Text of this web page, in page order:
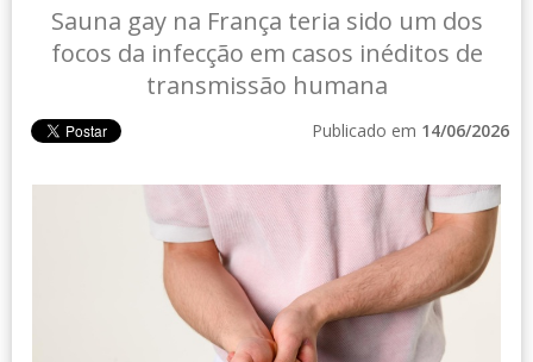
Sauna gay na França teria sido um dos
focos da infecção em casos inéditos de
transmissão humana
Publicado em 14/06/2026